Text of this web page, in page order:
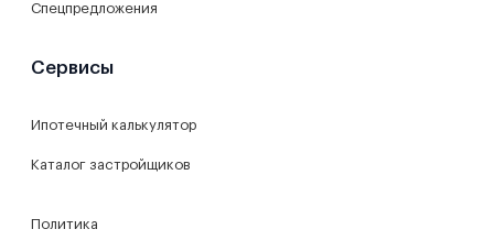
Спецпредложения
Сервисы
Ипотечный калькулятор
Каталог застройщиков
Политика